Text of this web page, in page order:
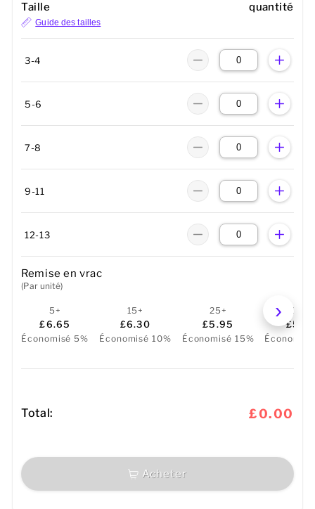
Taille quantité
Guide des tailles
3-4
5-6
7-8
9-11
12-13
Remise en vrac
(Par unité)
5+
£6.65
Économisé 5%
15+
£6.30
Économisé 10%
25+
£5.95
Économisé 15%
50+
Total: £0.00
Acheter